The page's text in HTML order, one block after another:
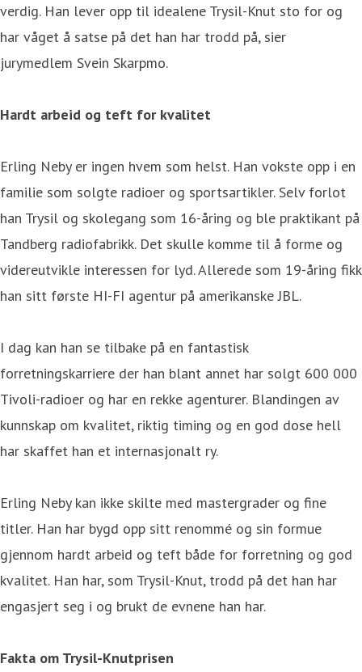
verdig. Han lever opp til idealene Trysil-Knut sto for og
har våget å satse på det han har trodd på, sier
jurymedlem Svein Skarpmo.
Hardt arbeid og teft for kvalitet
Erling Neby er ingen hvem som helst. Han vokste opp i en
familie som solgte radioer og sportsartikler. Selv forlot
han Trysil og skolegang som 16-åring og ble praktikant på
Tandberg radiofabrikk. Det skulle komme til å forme og
videreutvikle interessen for lyd. Allerede som 19-åring fikk
han sitt første HI-FI agentur på amerikanske JBL.
I dag kan han se tilbake på en fantastisk
forretningskarriere der han blant annet har solgt 600 000
Tivoli-radioer og har en rekke agenturer. Blandingen av
kunnskap om kvalitet, riktig timing og en god dose hell
har skaffet han et internasjonalt ry.
Erling Neby kan ikke skilte med mastergrader og fine
titler. Han har bygd opp sitt renommé og sin formue
gjennom hardt arbeid og teft både for forretning og god
kvalitet. Han har, som Trysil-Knut, trodd på det han har
engasjert seg i og brukt de evnene han har.
Fakta om Trysil-Knutprisen